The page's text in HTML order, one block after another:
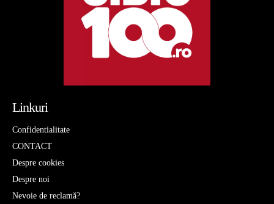
Linkuri
Confidentialitate
CONTACT
Despre cookies
Despre noi
Nevoie de reclamă?